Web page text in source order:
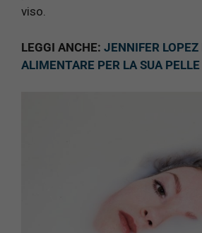
viso.
LEGGI ANCHE: JENNIFER LOPEZ
ALIMENTARE PER LA SUA PELLE